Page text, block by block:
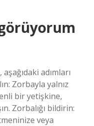
adımları
Zorbayla yalnız
bir yetişkine,
Zorbalığı bildirin:
veya